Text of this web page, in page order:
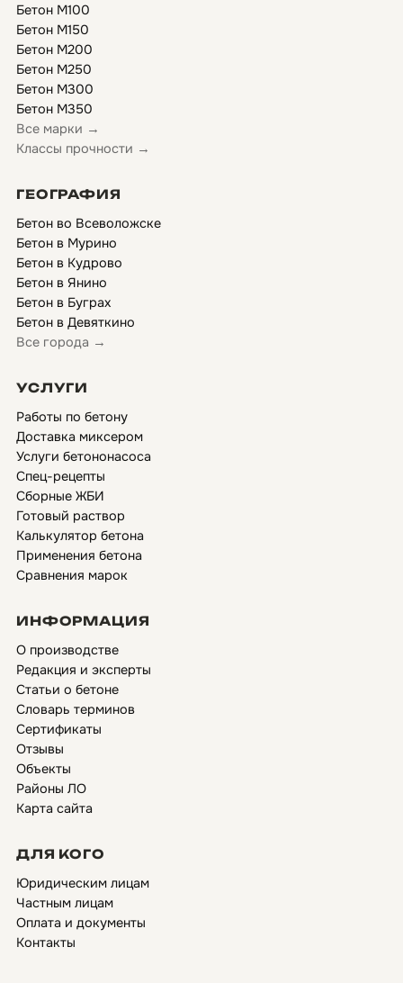
Бетон М100
Бетон М150
Бетон М200
Бетон М250
Бетон М300
Бетон М350
Все марки →
Классы прочности →
ГЕОГРАФИЯ
Бетон во Всеволожске
Бетон в Мурино
Бетон в Кудрово
Бетон в Янино
Бетон в Буграх
Бетон в Девяткино
Все города →
УСЛУГИ
Работы по бетону
Доставка миксером
Услуги бетононасоса
Спец-рецепты
Сборные ЖБИ
Готовый раствор
Калькулятор бетона
Применения бетона
Сравнения марок
ИНФОРМАЦИЯ
О производстве
Редакция и эксперты
Статьи о бетоне
Словарь терминов
Сертификаты
Отзывы
Объекты
Районы ЛО
Карта сайта
ДЛЯ КОГО
Юридическим лицам
Частным лицам
Оплата и документы
Контакты